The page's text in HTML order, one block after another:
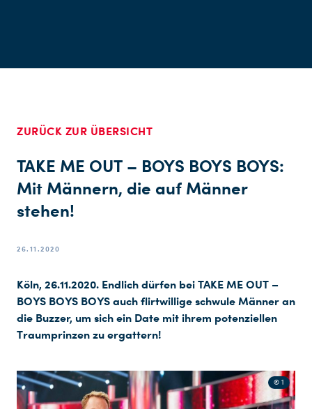
ZURÜCK ZUR ÜBERSICHT
TAKE ME OUT – BOYS BOYS BOYS:
Mit Männern, die auf Männer
stehen!
26.11.2020
Köln, 26.11.2020. Endlich dürfen bei TAKE ME OUT –
BOYS BOYS BOYS auch flirtwillige schwule Männer an
die Buzzer, um sich ein Date mit ihrem potenziellen
Traumprinzen zu ergattern!
© 1